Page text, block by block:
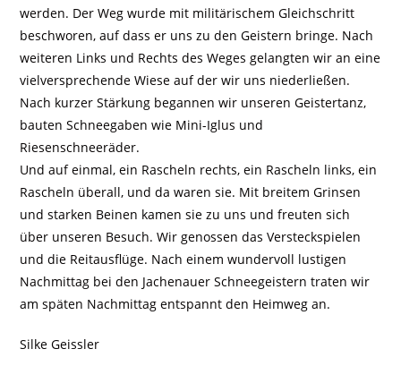
werden. Der Weg wurde mit militärischem Gleichschritt
beschworen, auf dass er uns zu den Geistern bringe. Nach
weiteren Links und Rechts des Weges gelangten wir an eine
vielversprechende Wiese auf der wir uns niederließen.
Nach kurzer Stärkung begannen wir unseren Geistertanz,
bauten Schneegaben wie Mini-Iglus und
Riesenschneeräder.
Und auf einmal, ein Rascheln rechts, ein Rascheln links, ein
Rascheln überall, und da waren sie. Mit breitem Grinsen
und starken Beinen kamen sie zu uns und freuten sich
über unseren Besuch. Wir genossen das Versteckspielen
und die Reitausflüge. Nach einem wundervoll lustigen
Nachmittag bei den Jachenauer Schneegeistern traten wir
am späten Nachmittag entspannt den Heimweg an.
Silke Geissler